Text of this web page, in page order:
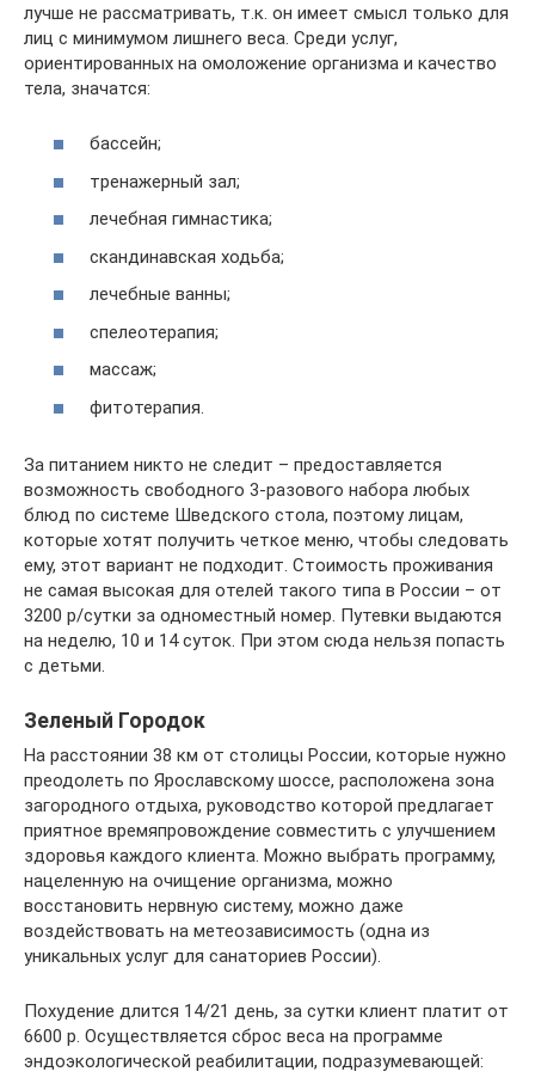
лучше не рассматривать, т.к. он имеет смысл только для
лиц с минимумом лишнего веса. Среди услуг,
ориентированных на омоложение организма и качество
тела, значатся:
бассейн;
тренажерный зал;
лечебная гимнастика;
скандинавская ходьба;
лечебные ванны;
спелеотерапия;
массаж;
фитотерапия.
За питанием никто не следит – предоставляется
возможность свободного 3-разового набора любых
блюд по системе Шведского стола, поэтому лицам,
которые хотят получить четкое меню, чтобы следовать
ему, этот вариант не подходит. Стоимость проживания
не самая высокая для отелей такого типа в России – от
3200 р/сутки за одноместный номер. Путевки выдаются
на неделю, 10 и 14 суток. При этом сюда нельзя попасть
с детьми.
Зеленый Городок
На расстоянии 38 км от столицы России, которые нужно
преодолеть по Ярославскому шоссе, расположена зона
загородного отдыха, руководство которой предлагает
приятное времяпровождение совместить с улучшением
здоровья каждого клиента. Можно выбрать программу,
нацеленную на очищение организма, можно
восстановить нервную систему, можно даже
воздействовать на метеозависимость (одна из
уникальных услуг для санаториев России).
Похудение длится 14/21 день, за сутки клиент платит от
6600 р. Осуществляется сброс веса на программе
эндоэкологической реабилитации, подразумевающей: